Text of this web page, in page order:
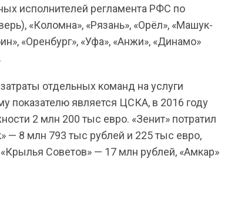
исполнителей регламента РФС по
«Коломна», «Рязань», «Орёл», «Машук-
«Оренбург», «Уфа», «Анжи», «Динамо»
отдельных команд на услуги
показателю является ЦСКА, в 2016 году
2 млн 200 тыс евро. «Зенит» потратил
— 8 млн 793 тыс рублей и 225 тыс евро,
Советов» — 17 млн рублей, «Амкар»